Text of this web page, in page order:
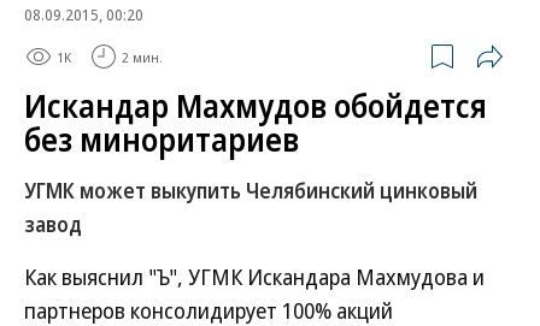
08.09.2015, 00:20
1K 2 мин.
Искандар Махмудов обойдется
без миноритариев
УГМК может выкупить Челябинский цинковый
завод
Как выяснил "Ъ", УГМК Искандара Махмудова и
партнеров консолидирует 100% акций